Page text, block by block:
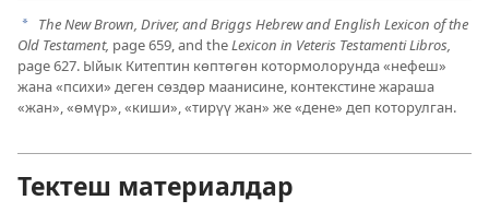
a The New Brown, Driver, and Briggs Hebrew and English Lexicon of the
Old Testament, page 659, and theLexicon in Veteris Testamenti Libros,
page 627. Ыйык Китептин көптөгөн котормолорунда «нефеш»
жана «психи» деген сөздөр маанисине, контекстине жараша
«жан», «өмүр», «киши», «тирүү жан» же «дене» деп которулган.
Тектеш материалдар